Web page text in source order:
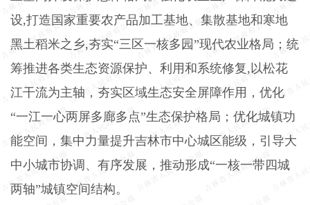
设,打造国家重要农产品加工基地、集散基地和寒地
黑土稻米之乡,夯实“三区一核多园”现代农业格局；统
筹推进各类生态资源保护、利用和系统修复, 以松花
江干流为主轴，夯实区域生态安全屏障作用，优化
“一江一心两屏多廊多点”生态保护格局；优化城镇功
能空间，集中力量提升吉林市中心城区能级，引导大
中小城市协调、有序发展，推动形成“一核一带四城
两轴”城镇空间结构。